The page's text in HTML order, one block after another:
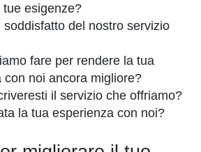
esigenze?
soddisfatto del nostro servizio
fare per rendere la tua
con noi ancora migliore?
il servizio che offriamo?
la tua esperienza con noi?